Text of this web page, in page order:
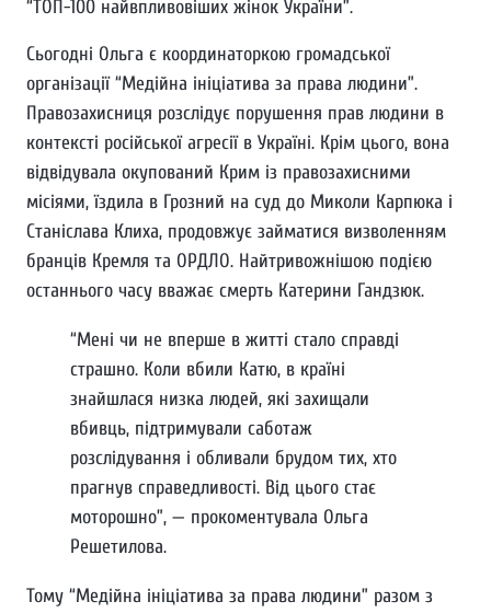
“ТОП-100 найвпливовіших жінок України”.
Сьогодні Ольга є координаторкою громадської
організації “Медійна ініціатива за права людини”.
Правозахисниця розслідує порушення прав людини в
контексті російської агресії в Україні. Крім цього, вона
відвідувала окупований Крим із правозахисними
місіями, їздила в Грозний на суд до Миколи Карпюка і
Станіслава Клиха, продовжує займатися визволенням
бранців Кремля та ОРДЛО. Найтривожнішою подією
останнього часу вважає смерть Катерини Гандзюк.
“Мені чи не вперше в житті стало справді
страшно. Коли вбили Катю, в країні
знайшлася низка людей, які захищали
вбивць, підтримували саботаж
розслідування і обливали брудом тих, хто
прагнув справедливості. Від цього стає
моторошно”, — прокоментувала Ольга
Решетилова.
Тому “Медійна ініціатива за права людини” разом з